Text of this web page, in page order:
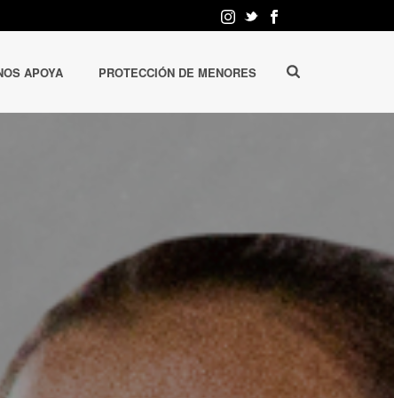
APOYA PROTECCIÓN DE MENORES